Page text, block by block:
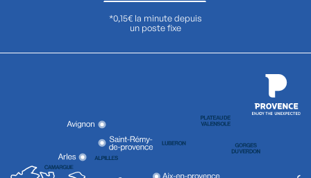
*0,15€ la minute depuis
un poste fixe